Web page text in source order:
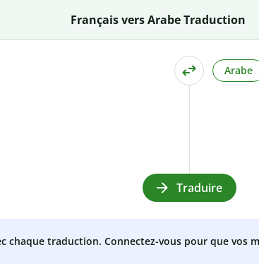
Français vers Arabe Traduction
Arabe
Traduire
chaque traduction. Connectez-vous pour que vos